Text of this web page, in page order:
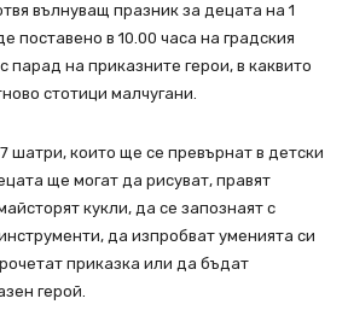
вълнуващ празник за децата на 1
поставено в 10.00 часа на градския
на приказните герои, в каквито
стотици малчугани.
шатри, които ще се превърнат в детски
ще могат да рисуват, правят
кукли, да се запознаят с
да изпробват уменията си
приказка или да бъдат
герой.